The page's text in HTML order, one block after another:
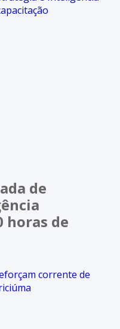
de
horas de